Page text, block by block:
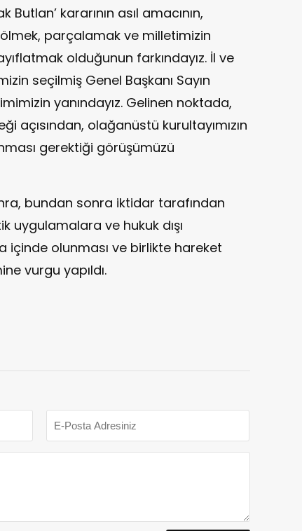
Butlan’ kararının asıl amacının,
parçalamak ve milletimizin
olduğunun farkındayız. İl ve
seçilmiş Genel Başkanı Sayın
yanındayız. Gelinen noktada,
açısından, olağanüstü kurultayımızın
gerektiği görüşümüzü
bundan sonra iktidar tarafından
ve hukuk dışı
içinde olunması ve birlikte hareket
vurgu yapıldı.